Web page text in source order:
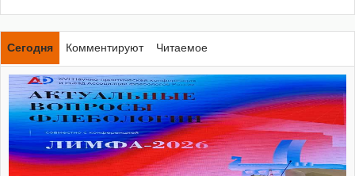
Сегодня Комментируют Читаемое